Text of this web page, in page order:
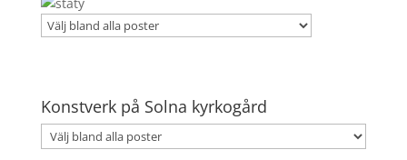
Konstverk på Solna kyrkogård